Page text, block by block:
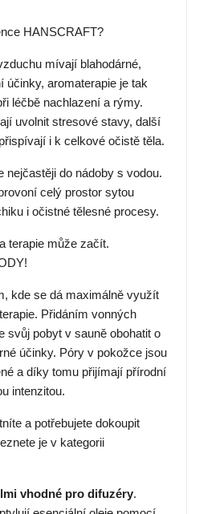
HANSCRAFT?
mívají blahodárné,
účinky, aromaterapie je tak
léčbě nachlazení a rýmy.
uvolnit stresové stavy, další
i k celkové očistě těla.
nejčastěji do nádoby s vodou.
celý prostor sytou
i očistné tělesné procesy.
terapie může začít.
kde se dá maximálně využít
Přidáním vonných
svůj pobyt v sauně obohatit o
účinky. Póry v pokožce jsou
a díky tomu přijímají přírodní
intenzitou.
a potřebujete dokoupit
je v kategorii
vhodné pro difuzéry.